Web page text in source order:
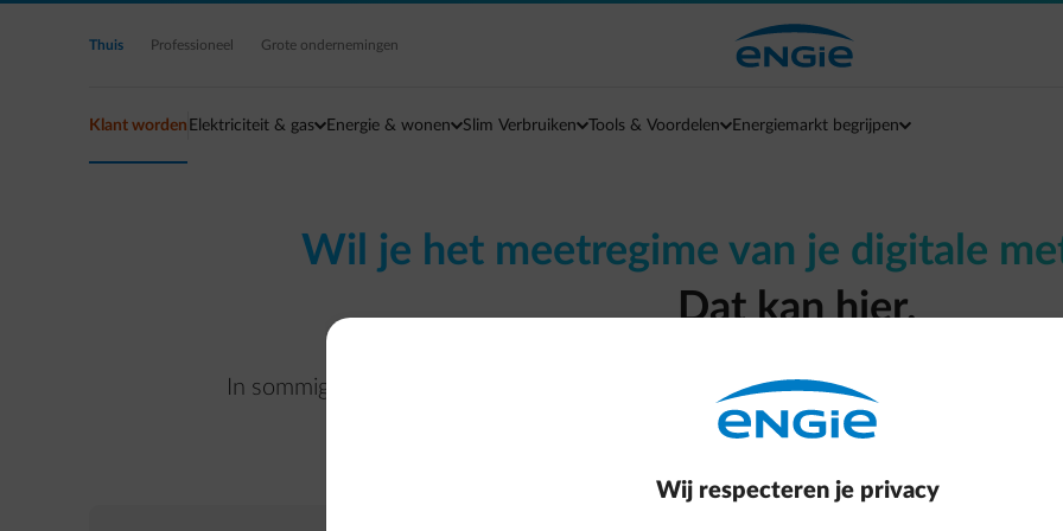
Ga naar de hoofdinhoud
Thuis Professioneel Grote ondernemingen
Klant worden Elektriciteit & gas Energie & wonen Slim Verbruiken Tools & Voordelen Energiemarkt begrijpen
Wil je het meetregime van je digitale
Dat kan hier.
In sommige gevallen is het nodig om van meetregime te veranderen. Je
frequentie doorgegeven aan je energieleverancier.
Wij respecteren je privacy